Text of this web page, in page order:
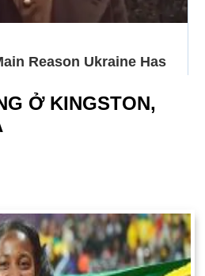
Ở KINGSTON,